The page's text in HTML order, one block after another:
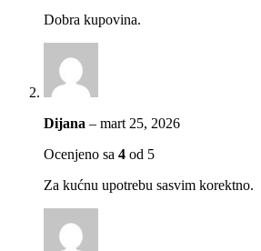
Dobra kupovina.
Dijana – mart 25, 2026
Ocenjeno sa 4 od 5
Za kućnu upotrebu sasvim korektno.